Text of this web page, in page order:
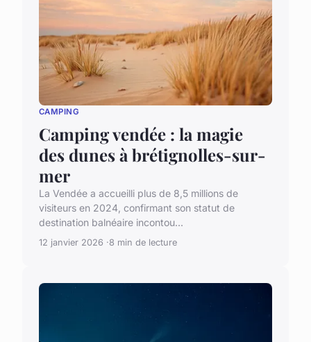
CAMPING
Camping vendée : la magie
des dunes à brétignolles-sur-
mer
La Vendée a accueilli plus de 8,5 millions de
visiteurs en 2024, confirmant son statut de
destination balnéaire incontou...
12 janvier 2026 8 min de lecture